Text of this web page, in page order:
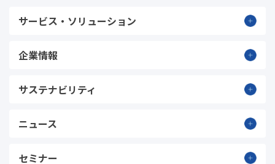
サービス・ソリューション
企業情報
サステナビリティ
ニュース
セミナー